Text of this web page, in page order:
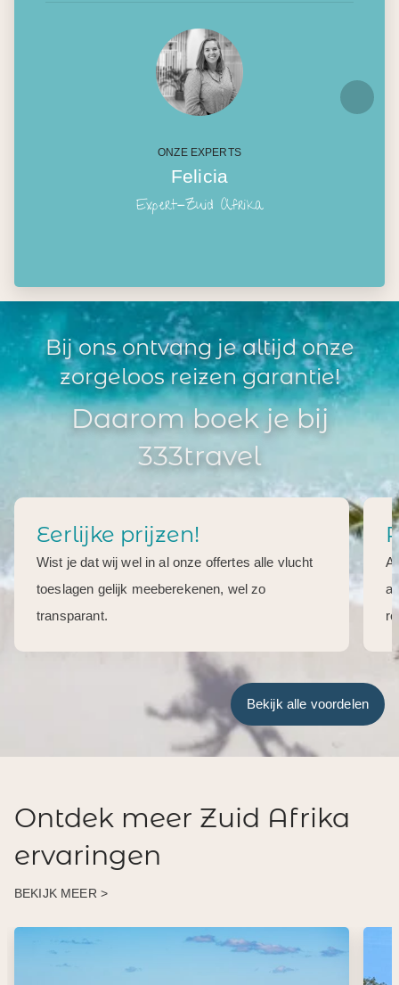
ONZE EXPERTS
Felicia
Expert-Zuid Afrika
Bij ons ontvang je altijd onze
zorgeloos reizen garantie!
Daarom boek je bij
333travel
Eerlijke prijzen!
Wist je dat wij wel in al onze offertes alle vlucht
toeslagen gelijk meeberekenen, wel zo
transparant.
Bekijk alle voordelen
Ontdek meer Zuid Afrika
ervaringen
BEKIJK MEER >